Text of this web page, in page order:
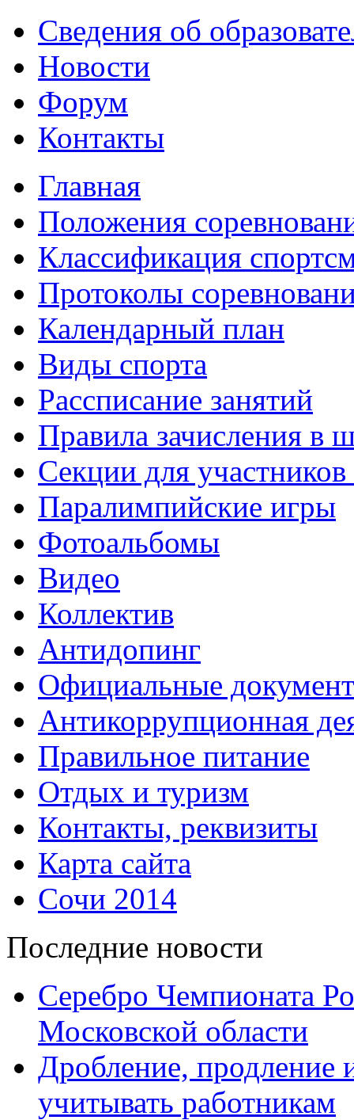
Сведения об
Новости
Форум
Контакты
Главная
Положения
Классификация
Протоколы
Календарный план
Виды спорта
Рассписание занятий
Правила зачисления в
Секции для
Паралимпийские игры
Фотоальбомы
Видео
Коллектив
Антидопинг
Официальные
Антикоррупционная
Правильное питание
Отдых и туризм
Контакты, реквизиты
Карта сайта
Сочи 2014
Последние новости
Серебро Чемпионата
Московской области
Дробление, продление
учитывать работникам